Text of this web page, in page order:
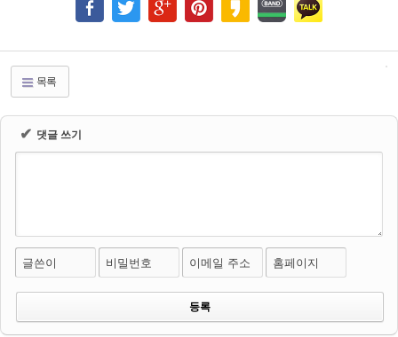
목록
✔ 댓글 쓰기
글쓴이 비밀번호 이메일 주소 홈페이지